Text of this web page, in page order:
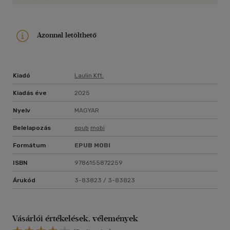
Azonnal letölthető
Kiadó Laulin Kft.
Kiadás éve 2025
Nyelv MAGYAR
Belelapozás epub mobi
Formátum EPUB MOBI
ISBN 9786155872259
Árukód 3-83823 / 3-83823
Vásárlói értékelések, vélemények